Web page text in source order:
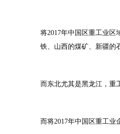
将2017年中国区重工业区
铁、山西的煤矿、新疆的
而东北尤其是黑龙江，重
而将2017年中国区重工业